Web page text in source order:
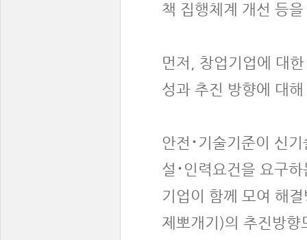
책 집행체계 개선 등
먼저, 창업기업에 대
성과 추진 방향에 대
안전･기술기준이 신
설･인력요건을 요구하
기업이 함께 모여 해
제뽀개기)의 추진방향